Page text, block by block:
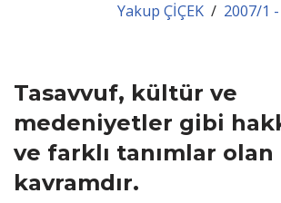
Yakup ÇİÇEK 2007/1
Tasavvuf, kültür ve
medeniyetler gibi
ve farklı tanımlar
kavramdır.